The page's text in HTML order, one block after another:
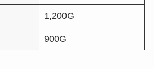
1,200G
900G